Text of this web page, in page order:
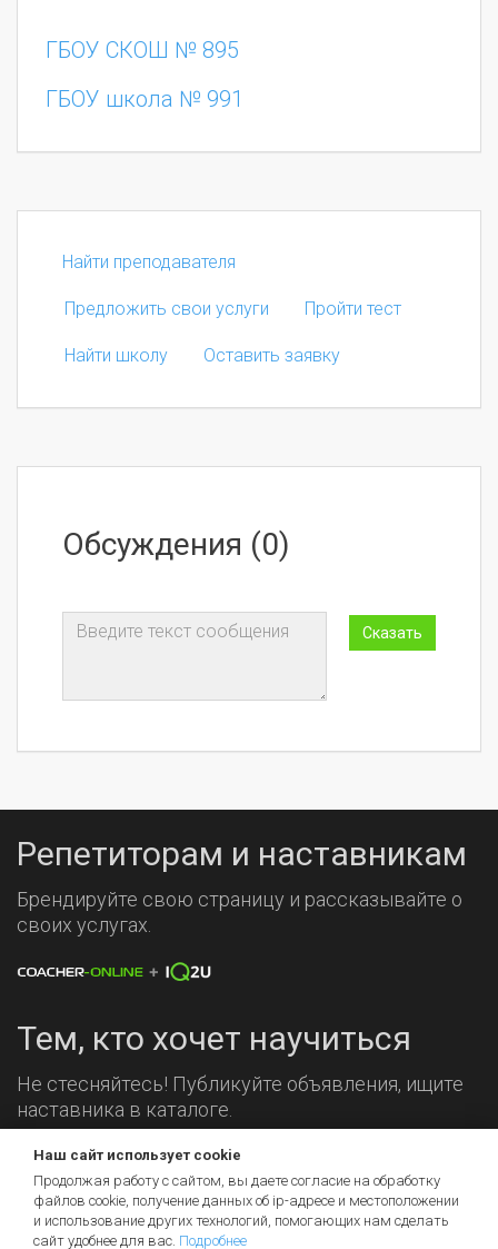
ГБОУ СКОШ № 895
ГБОУ школа № 991
Найти преподавателя
Предложить свои услуги Пройти тест
Найти школу Оставить заявку
Обсуждения (0)
Репетиторам и наставникам
Брендируйте свою страницу и рассказывайте о
своих услугах.
Тем, кто хочет научиться
Не стесняйтесь! Публикуйте объявления, ищите
наставника в каталоге.
Мы на связи!
Наш сайт использует cookie
Продолжая работу с сайтом, вы даете согласие на обработку
файлов cookie, получение данных об ip-адресе и местоположении
и использование других технологий, помогающих нам сделать
сайт удобнее для вас. Подробнее